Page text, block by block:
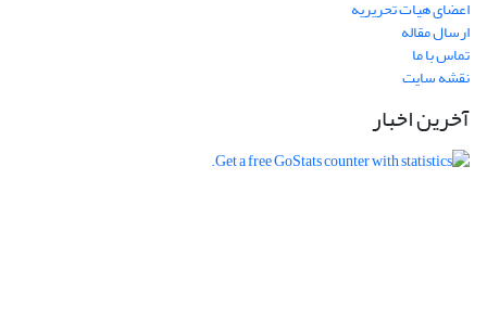
اعضای هیات تحریریه
ارسال مقاله
تماس با ما
نقشه سایت
آخرین اخبار